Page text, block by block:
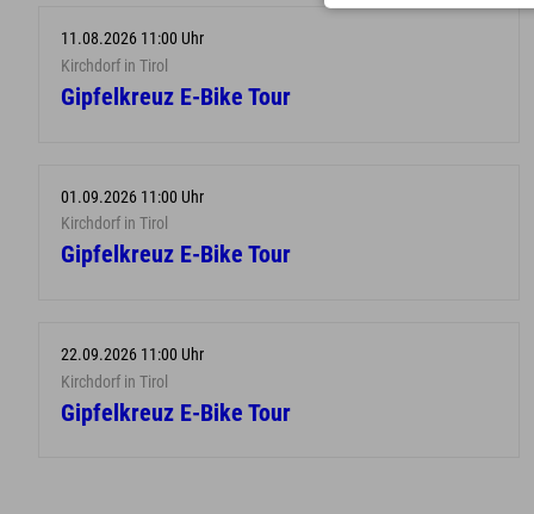
11.08.2026 11:00 Uhr
Kirchdorf in Tirol
Gipfelkreuz E-Bike Tour
01.09.2026 11:00 Uhr
Kirchdorf in Tirol
Gipfelkreuz E-Bike Tour
22.09.2026 11:00 Uhr
Kirchdorf in Tirol
Gipfelkreuz E-Bike Tour